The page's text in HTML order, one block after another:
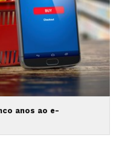
anos ao e-